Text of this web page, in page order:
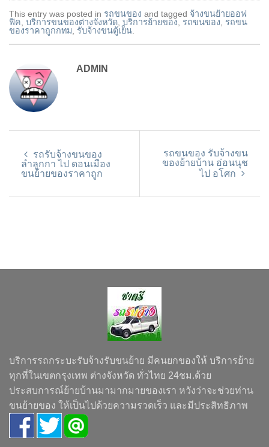
This entry was posted in รถขนของ and tagged จ้างขนย้ายออฟ
ฟิค บริการขนของต่างจังหวัด บริการย้ายของ รถขนของ
รถขน
ของราคาถูกกทม
รับจ้างขนตู้เย็น
ADMIN
รถรับจ้างขนของ
ลำลูกกา ไป ดอนเมือง
ขนย้ายของราคาถูก
รถขนของ รับจ้างขน
ของย้ายบ้าน อ่อนนุช
ไป อโศก
บริการรถกระบะรับจ้างรับขนย้าย มีคนยกของให้ บริการย้าย
ทุกที่ในเขตกรุงเทพ ต่างจังหวัด ทั่วไทย 24ชม.ด้วย
ประสบการณ์ย้ายบ้านมามากมายของเรา หวังว่าจะช่วยท่าน
ขนย้ายของ ให้เป็นไปด้วยความรวดเร็ว และมีประสิทธิภาพ